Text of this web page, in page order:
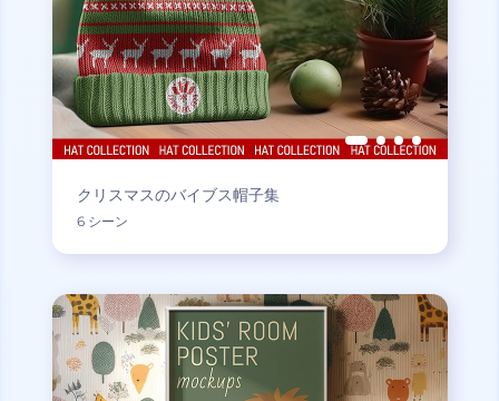
クリスマスのバイブス帽子集
6 シーン